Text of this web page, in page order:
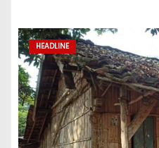
HEADLINE